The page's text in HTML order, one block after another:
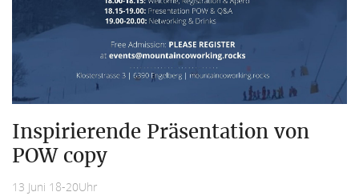
Inspirierende Präsentation von
POW copy
13 Juni 18-20Uhr